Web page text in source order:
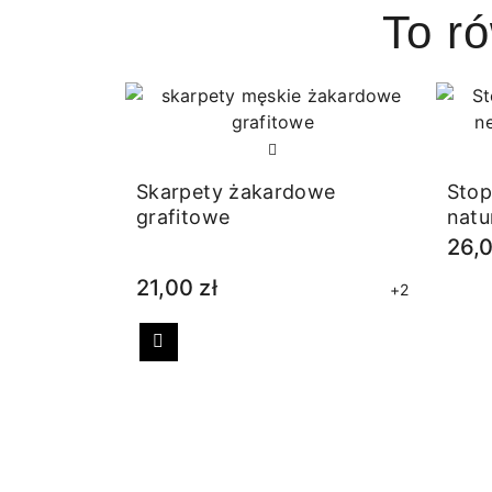
To
Skarpety żakardowe
grafitowe
21,00 zł +2
Poprzedni